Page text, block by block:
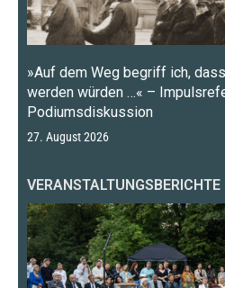
»Auf dem Weg begriff ich,
werden würden …« –
Podiumsdiskussion
27. August 2026
VERANSTALTUNGSBERICHTE